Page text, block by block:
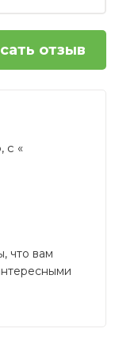
отзыв
с «
что вам